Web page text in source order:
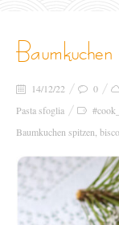
14/12/22 0
Pasta sfoglia
Baumkuchen spitzen